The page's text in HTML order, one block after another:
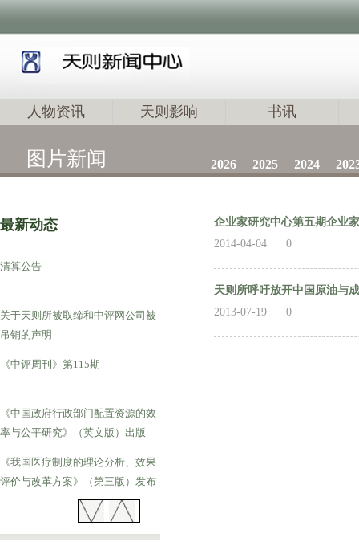
人物资讯 天则影响 书讯
图片新闻 2026 2025 2024
最新动态
清算公告
关于天则所被取缔和中评网公司被
吊销的声明
《中评周刊》第115期
《中国政府行政部门配置资源的效
率与公平研究》（英文版）出版
《我国医疗制度的理论分析、效果
评价与改革方案》（第三版）发布
《中评周刊》第114期
企业家研究中心第五期企业
2014-04-04
0
天则所呼吁放开中国原油与
2013-07-19
0